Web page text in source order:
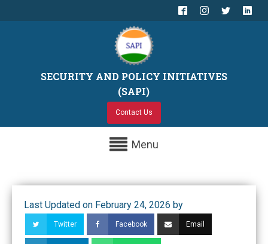
SECURITY AND POLICY INITIATIVES
(SAPI)
Contact Us
Menu
Last Updated on February 24, 2026 by
Twitter Facebook Email